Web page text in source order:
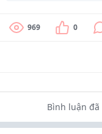
969 0
Bình luận